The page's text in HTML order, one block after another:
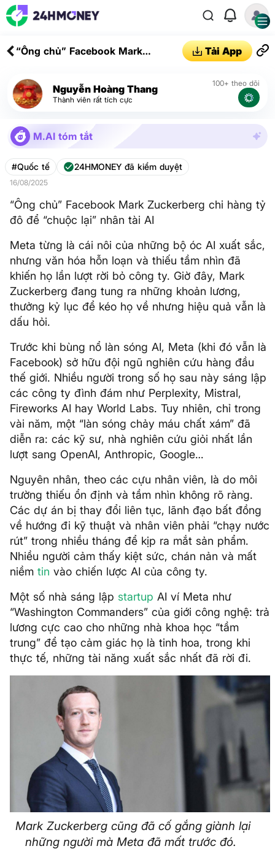
“Ông chủ” Facebook Mark
“chuộc lại” nhân tài AI
Tải App
Nguyễn Hoàng Thang
Thành viên rất tích cực
100+ theo dõi
M.AI tóm tắt
#Quốc tế 24HMONEY đã kiểm duyệt
16/08/2025
“Ông chủ” Facebook Mark Zuckerberg chi hàng tỷ
đô để “chuộc lại” nhân tài AI
Meta từng là cái nôi của những bộ óc AI xuất sắc,
nhưng văn hóa hỗn loạn và thiếu tầm nhìn đã
khiến họ lần lượt rời bỏ công ty. Giờ đây, Mark
Zuckerberg đang tung ra những khoản lương,
thưởng kỷ lục để kéo họ về nhưng hiệu quả vẫn là
dấu hỏi.
Trước khi bùng nổ làn sóng AI, Meta (khi đó vẫn là
Facebook) sở hữu đội ngũ nghiên cứu hàng đầu
thế giới. Nhiều người trong số họ sau này sáng lập
các công ty đình đám như Perplexity, Mistral,
Fireworks AI hay World Labs. Tuy nhiên, chỉ trong
vài năm, một “làn sóng chảy máu chất xám” đã
diễn ra: các kỹ sư, nhà nghiên cứu giỏi nhất lần
lượt sang OpenAI, Anthropic, Google…
Nguyên nhân, theo các cựu nhân viên, là do môi
trường thiếu ổn định và tầm nhìn không rõ ràng.
Các dự án bị thay đổi liên tục, lãnh đạo bất đồng
về hướng đi kỹ thuật và nhân viên phải “chạy nước
rút” trong nhiều tháng để kịp ra mắt sản phẩm.
Nhiều người cảm thấy kiệt sức, chán nản và mất
niềm tin vào chiến lược AI của công ty.
Một số nhà sáng lập startup AI ví Meta như
“Washington Commanders” của giới công nghệ: trả
lương cực cao cho những nhà khoa học “tầm
trung” để tạo cảm giác họ là tinh hoa, trong khi
thực tế, những tài năng xuất sắc nhất đã rời đi.
Mark Zuckerberg cũng đã cố gắng giành lại
những người mà Meta đã mất trước đó.